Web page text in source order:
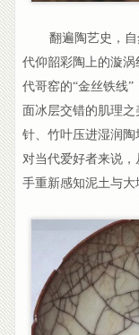
翻遍陶艺史，
代仰韶彩陶上的漩
代哥窑的“金丝铁线
面冰层交错的肌理
针、竹叶压进湿润陶
对当代爱好者来说
手重新感知泥土与大